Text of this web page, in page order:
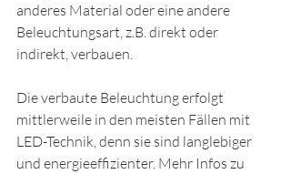
anderes Material oder eine andere
Beleuchtungsart, z.B. direkt oder
indirekt, verbauen.
Die verbaute Beleuchtung erfolgt
mittlerweile in den meisten Fällen mit
LED-Technik, denn sie sind langlebiger
und energieeffizienter. Mehr Infos zu